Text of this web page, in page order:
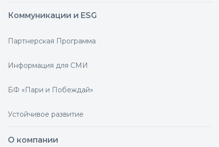
Коммуникации и ESG
Партнерская Программа
Информация для СМИ
БФ «Пари и Побеждай»
Устойчивое развитие
О компании